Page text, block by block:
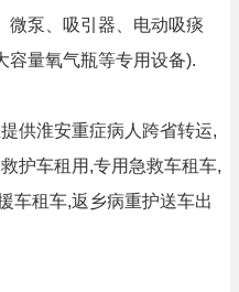
微泵、吸引器、电动吸痰
容量氧气瓶等专用设备).
供淮安重症病人跨省转运,
护车租用,专用急救车租车,
车租车,返乡病重护送车出